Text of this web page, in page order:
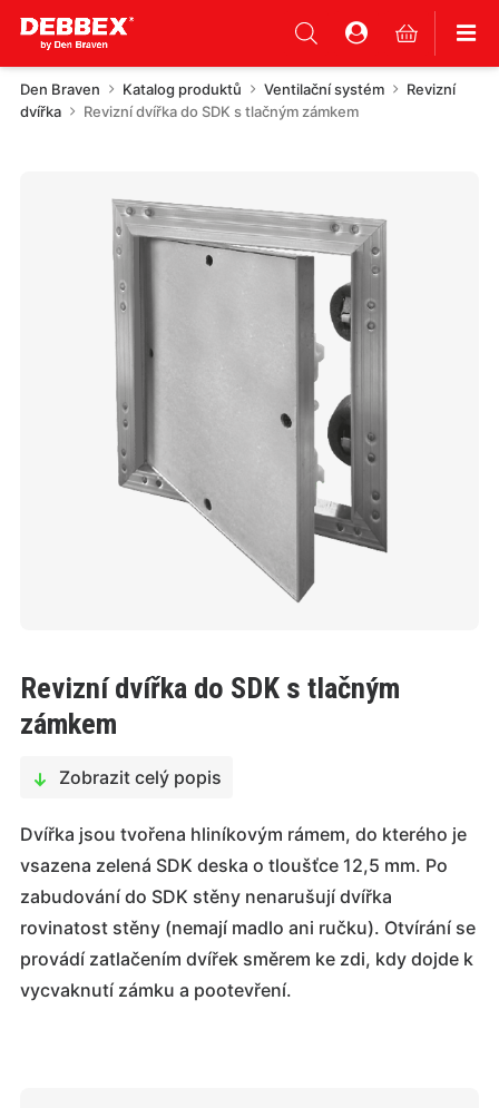
Den Braven Katalog produktů Ventilační systém
Revizní
dvířka
Revizní dvířka do SDK s tlačným zámkem
Revizní dvířka do SDK s tlačným
zámkem
Zobrazit celý popis
Dvířka jsou tvořena hliníkovým rámem, do kterého je
vsazena zelená SDK deska o tloušťce 12,5 mm. Po
zabudování do SDK stěny nenarušují dvířka
rovinatost stěny (nemají madlo ani ručku). Otvírání se
provádí zatlačením dvířek směrem ke zdi, kdy dojde k
vycvaknutí zámku a pootevření.